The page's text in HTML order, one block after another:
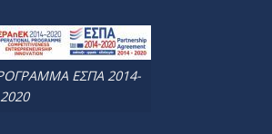
ΕΣΠΑ 2014-
2020